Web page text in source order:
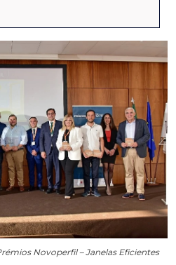
Novoperfil – Janelas Eficientes